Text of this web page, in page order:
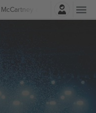
and Wings Jegyek
Belépés